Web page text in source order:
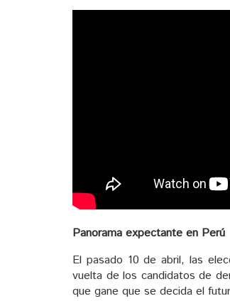
Panorama expectante en Perú
El pasado 10 de abril, las
vuelta de los candidatos de
que gane que se decida el